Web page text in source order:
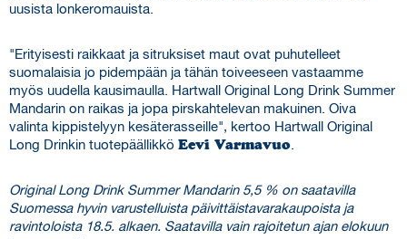
uusista lonkeromauista.
"Erityisesti raikkaat ja sitruksiset maut ovat puhutelleet
suomalaisia jo pidempään ja tähän toiveeseen vastaamme
myös uudella kausimaulla. Hartwall Original Long Drink Summer
Mandarin on raikas ja jopa pirskahtelevan makuinen. Oiva
valinta kippistelyyn kesäterasseille", kertoo Hartwall Original
Long Drinkin tuotepäällikkö Eevi Varmavuo.
Original Long Drink Summer Mandarin 5,5 % on saatavilla
Suomessa hyvin varustelluista päivittäistavarakaupoista ja
ravintoloista 18.5. alkaen. Saatavilla vain rajoitetun ajan elokuun